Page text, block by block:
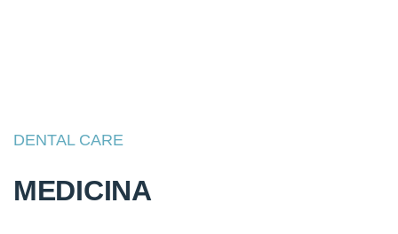
DENTAL CARE
MEDICINA